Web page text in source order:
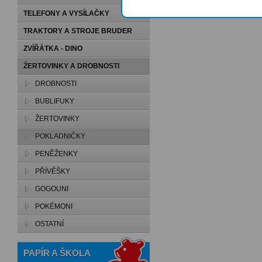
TELEFONY A VYSÍLAČKY
TRAKTORY A STROJE BRUDER
ZVÍŘÁTKA - DINO
ŽERTOVINKY A DROBNOSTI
DROBNOSTI
BUBLIFUKY
ŽERTOVINKY
POKLADNIČKY
PENĚŽENKY
PŘÍVĚŠKY
GOGOUNI
POKÉMONI
OSTATNÍ
PAPÍR A ŠKOLA